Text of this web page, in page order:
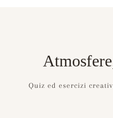
Quiz ed esercizi